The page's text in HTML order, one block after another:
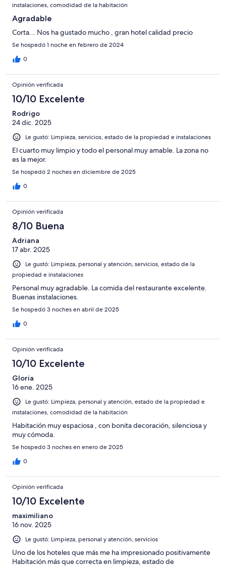
instalaciones, comodidad de la habitación
Agradable
Corta... Nos ha gustado mucho , gran hotel calidad precio
Se hospedó 1 noche en febrero de 2024
0
Opinión verificada
10/10 Excelente
Rodrigo
24 dic. 2025
Le gustó: Limpieza, servicios, estado de la propiedad e instalaciones
El cuarto muy limpio y todo el personal muy amable. La zona no
es la mejor.
Se hospedó 2 noches en diciembre de 2025
0
Opinión verificada
8/10 Buena
Adriana
17 abr. 2025
Le gustó: Limpieza, personal y atención, servicios, estado de la
propiedad e instalaciones
Personal muy agradable. La comida del restaurante excelente.
Buenas instalaciones.
Se hospedó 3 noches en abril de 2025
0
Opinión verificada
10/10 Excelente
Gloria
16 ene. 2025
Le gustó: Limpieza, personal y atención, estado de la propiedad e
instalaciones, comodidad de la habitación
Habitación muy espaciosa , con bonita decoración, silenciosa y
muy cómoda.
Se hospedó 3 noches en enero de 2025
0
Opinión verificada
10/10 Excelente
maximiliano
16 nov. 2025
Le gustó: Limpieza, personal y atención, servicios
Uno de los hoteles que más me ha impresionado positivamente
Habitación más que correcta en limpieza, estado de